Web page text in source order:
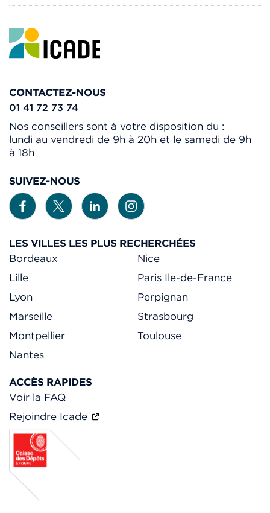
CONTACTEZ-NOUS
01 41 72 73 74
Nos conseillers sont à votre disposition du :
lundi au vendredi de 9h à 20h et le samedi de 9h
à 18h
SUIVEZ-NOUS
LES VILLES LES PLUS RECHERCHÉES
Bordeaux
Lille
Lyon
Marseille
Montpellier
Nantes
Nice
Paris Ile-de-France
Perpignan
Strasbourg
Toulouse
ACCÈS RAPIDES
Voir la FAQ
Rejoindre Icade